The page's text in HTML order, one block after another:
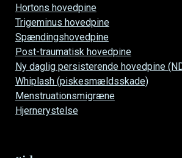
Hortons hovedpine
Trigeminus hovedpine
Spændingshovedpine
Post-traumatisk hovedpine
Ny daglig persisterende hovedpine
Whiplash (piskesmældsskade)
Menstruationsmigræne
Hjernerystelse